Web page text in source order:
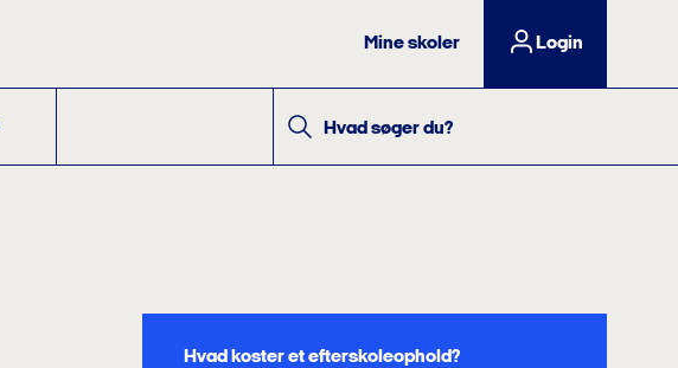
Mine skoler Login
Hvad søger du?
Hvad koster et efterskoleophold?